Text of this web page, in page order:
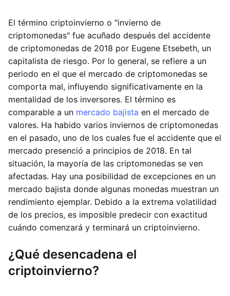
El término criptoinvierno o "invierno de
criptomonedas" fue acuñado después del accidente
de criptomonedas de 2018 por Eugene Etsebeth, un
capitalista de riesgo. Por lo general, se refiere a un
periodo en el que el mercado de criptomonedas se
comporta mal, influyendo significativamente en la
mentalidad de los inversores. El término es
comparable a un mercado bajista en el mercado de
valores. Ha habido varios inviernos de criptomonedas
en el pasado, uno de los cuales fue el accidente que el
mercado presenció a principios de 2018. En tal
situación, la mayoría de las criptomonedas se ven
afectadas. Hay una posibilidad de excepciones en un
mercado bajista donde algunas monedas muestran un
rendimiento ejemplar. Debido a la extrema volatilidad
de los precios, es imposible predecir con exactitud
cuándo comenzará y terminará un criptoinvierno.
¿Qué desencadena el
criptoinvierno?